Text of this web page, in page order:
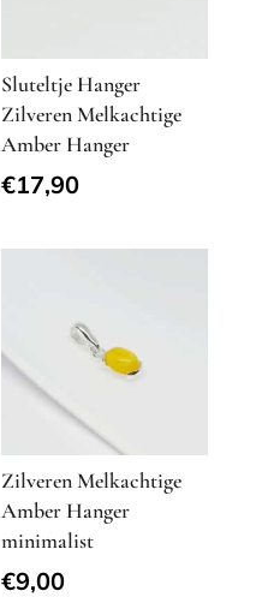
Sluteltje Hanger
Zilveren Melkachtige
Amber Hanger
€17,90
Zilveren Melkachtige
Amber Hanger
minimalist
€9,00